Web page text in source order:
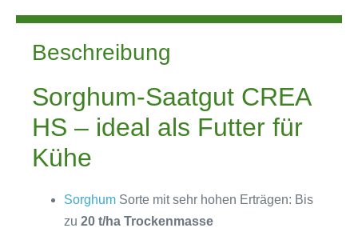
Beschreibung
Sorghum-Saatgut CREA
HS – ideal als Futter für
Kühe
Sorghum Sorte mit sehr hohen Erträgen: Bis
zu 20 t/ha Trockenmasse